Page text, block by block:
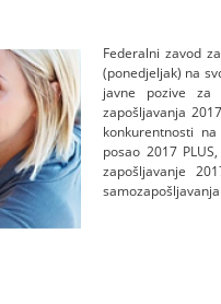
Federalni zavod
(ponedjeljak) na
javne pozive za
zapošljavanja
konkurentnosti
posao 2017
zapošljavanje